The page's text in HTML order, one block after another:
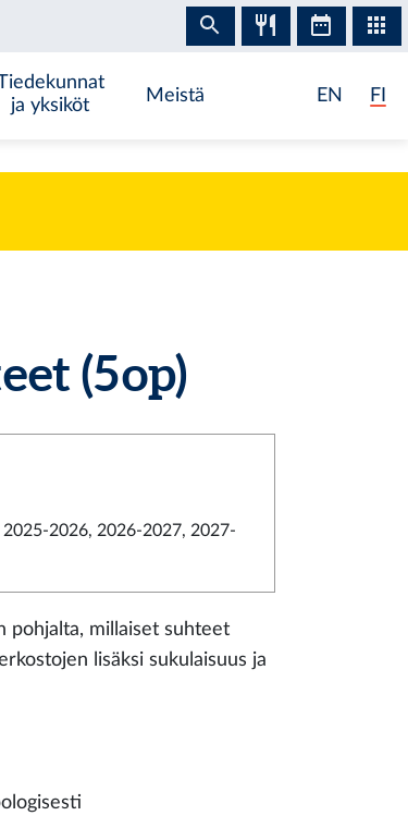
ja yksiköt
Meistä EN FI
(5 op)
2026, 2026-2027, 2027-
pohjalta, millaiset suhteet
lisäksi sukulaisuus ja